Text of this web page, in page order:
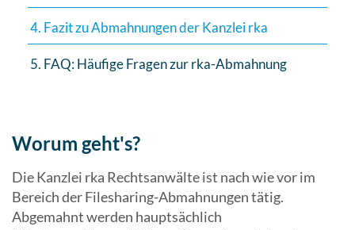
4. Fazit zu Abmahnungen der Kanzlei rka
5. FAQ: Häufige Fragen zur rka-Abmahnung
Worum geht's?
Die Kanzlei rka Rechtsanwälte ist nach wie vor im
Bereich der Filesharing-Abmahnungen tätig.
Abgemahnt werden hauptsächlich